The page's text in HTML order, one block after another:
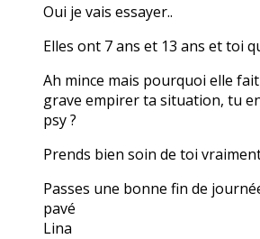
Oui je vais essayer..
Elles ont 7 ans et 13 ans et toi
Ah mince mais pourquoi elle fait
grave empirer ta situation, tu
psy ?
Prends bien soin de toi
Passes une bonne fin de
pavé
Lina